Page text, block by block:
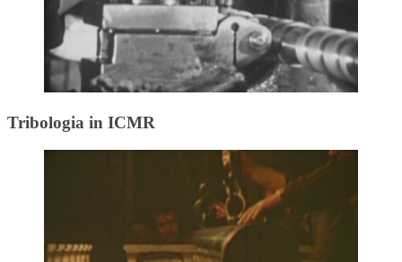
Tribologia in ICMR